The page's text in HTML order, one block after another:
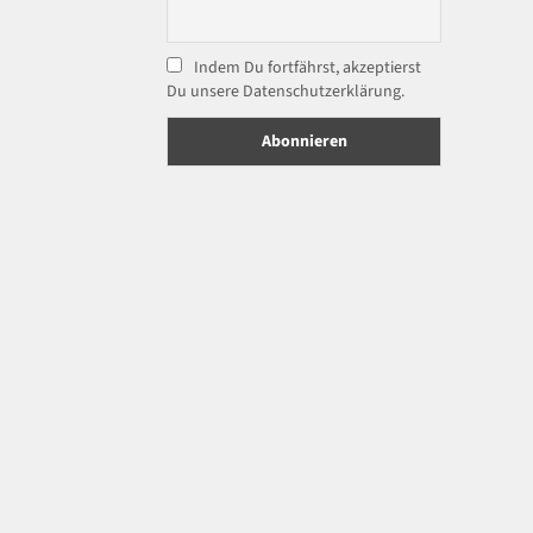
Indem Du fortfährst, akzeptierst
Du unsere Datenschutzerklärung.